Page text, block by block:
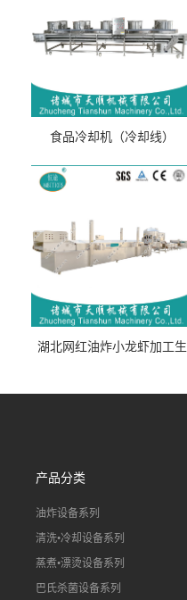
食品冷却机（冷却线）
湖北网红油炸小龙虾加工生
线）
产品分类
油炸设备系列
清洗•冷却设备系列
蒸煮•漂烫设备系列
巴氏杀菌设备系列